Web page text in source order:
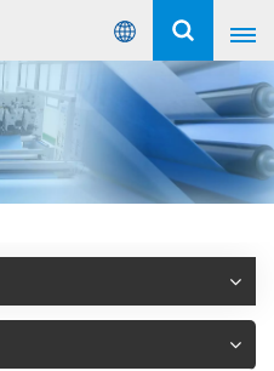
Español
English
Русский
Español
Português